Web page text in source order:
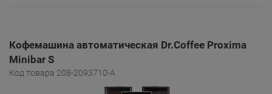
Кофемашина автоматическая Dr.Coffee Proxima
Minibar S
Код товара 208-2093710-A